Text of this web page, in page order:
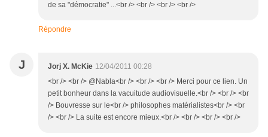
de sa "démocratie" ...<br /> <br /> <br /> <br />
Répondre
J Jorj X. McKie 12/04/2011 00:28
<br /> <br /> @Nabla<br /> <br /> <br /> Merci pour ce lien. Un
petit bonheur dans la vacuitude audiovisuelle.<br /> <br /> <br
/> Bouvresse sur le<br /> philosophes matérialistes<br /> <br
/> <br /> La suite est encore mieux.<br /> <br /> <br /> <br />